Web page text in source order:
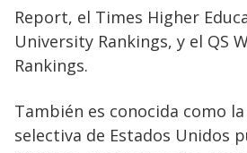
Report, el Times Higher
University Rankings, y el QS
Rankings.
También es conocida como
selectiva de Estados Unidos